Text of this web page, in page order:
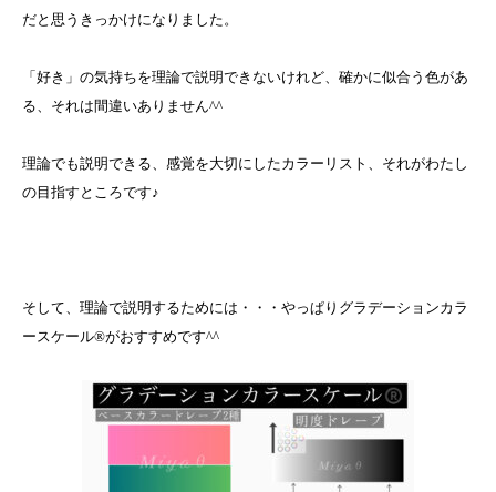
だと思うきっかけになりました。
「好き」の気持ちを理論で説明できないけれど、確かに似合う色があ
る、それは間違いありません^^
理論でも説明できる、感覚を大切にしたカラーリスト、それがわたし
の目指すところです♪
そして、理論で説明するためには・・・やっぱりグラデーションカラ
ースケール®がおすすめです^^